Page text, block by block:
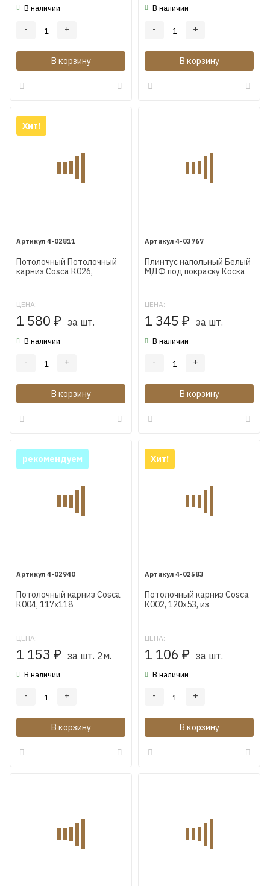
В наличии
- +
В корзину
В наличии
- +
В корзину
Хит!
4-02811
Потолочный Потолочный
карниз Cosca К026,
ЦЕНА:
1 580 ₽ за шт.
В наличии
- +
В корзину
4-03767
Плинтус напольный Белый
МДФ под покраску Коска
ЦЕНА:
1 345 ₽ за шт.
В наличии
- +
В корзину
рекомендуем
4-02940
Потолочный карниз Cosca
К004, 117х118
ЦЕНА:
1 153 ₽ за шт. 2м.
В наличии
- +
В корзину
Хит!
4-02583
Потолочный карниз Cosca
К002, 120х53, из
ЦЕНА:
1 106 ₽ за шт.
В наличии
- +
В корзину